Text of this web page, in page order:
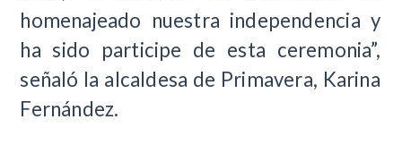
homenajeado nuestra independencia y
ha sido participe de esta ceremonia”,
señaló la alcaldesa de Primavera, Karina
Fernández.